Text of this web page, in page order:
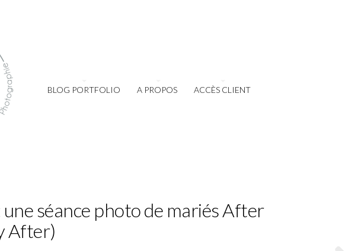
BLOG PORTFOLIO A PROPOS ACCÈS CLIENT
séance photo de mariés After
After)